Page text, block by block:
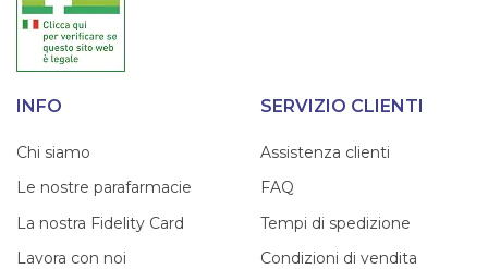
INFO
Chi siamo
Le nostre parafarmacie
La nostra Fidelity Card
Lavora con noi
SERVIZIO CLIENTI
Assistenza clienti
FAQ
Tempi di spedizione
Condizioni di vendita